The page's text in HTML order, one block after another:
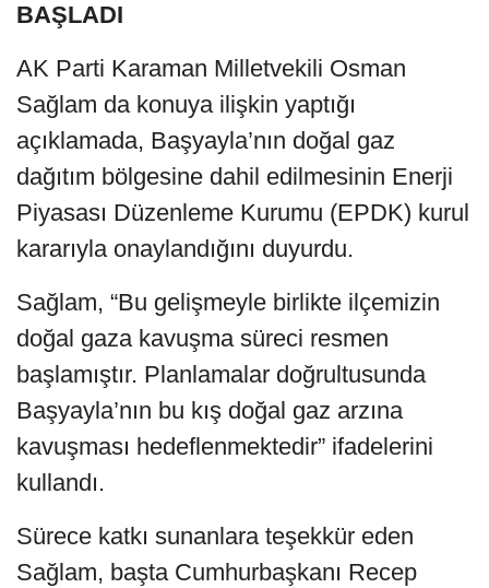
BAŞLADI
AK Parti Karaman Milletvekili Osman
Sağlam da konuya ilişkin yaptığı
açıklamada, Başyayla’nın doğal gaz
dağıtım bölgesine dahil edilmesinin Enerji
Piyasası Düzenleme Kurumu (EPDK) kurul
kararıyla onaylandığını duyurdu.
Sağlam, “Bu gelişmeyle birlikte ilçemizin
doğal gaza kavuşma süreci resmen
başlamıştır. Planlamalar doğrultusunda
Başyayla’nın bu kış doğal gaz arzına
kavuşması hedeflenmektedir” ifadelerini
kullandı.
Sürece katkı sunanlara teşekkür eden
Sağlam, başta Cumhurbaşkanı Recep